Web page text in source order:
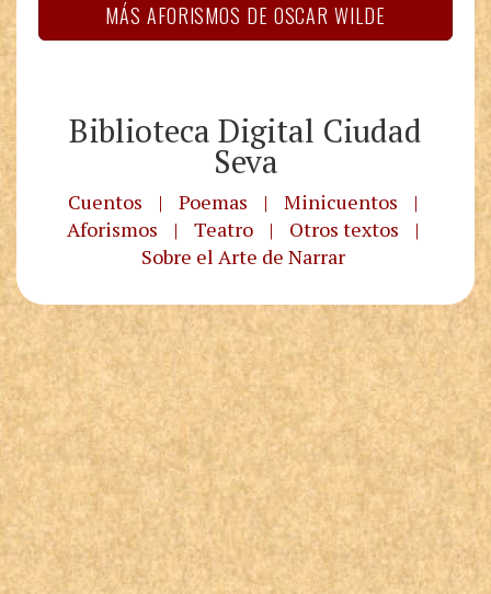
MÁS AFORISMOS DE OSCAR WILDE
Biblioteca Digital Ciudad
Seva
Cuentos | Poemas | Minicuentos
|
Aforismos
| Teatro | Otros textos
|
Sobre el Arte de Narrar